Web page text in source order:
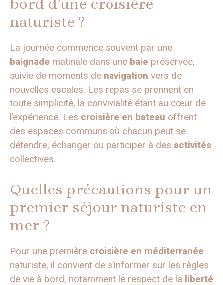
bord d’une croisière
naturiste ?
La journée commence souvent par une
baignade matinale dans une baie préservée,
suivie de moments de navigation vers de
nouvelles escales. Les repas se prennent en
toute simplicité, la convivialité étant au cœur de
l’expérience. Les croisière en bateau offrent
des espaces communs où chacun peut se
détendre, échanger ou participer à des activités
collectives.
Quelles précautions pour un
premier séjour naturiste en
mer ?
Pour une première croisière en méditerranée
naturiste, il convient de s’informer sur les règles
de vie à bord, notamment le respect de la liberté